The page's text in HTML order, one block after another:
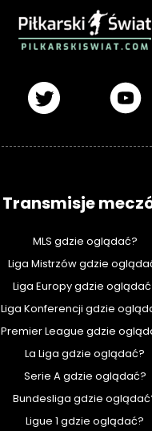
Transmisje
MLS gdzie oglądać?
Liga Mistrzów gdzie
Liga Europy gdzie
Liga Konferencji gdzie
Premier League gdzie
La Liga gdzie oglądać?
Serie A gdzie oglądać?
Bundesliga gdzie
Ligue 1 gdzie oglądać?